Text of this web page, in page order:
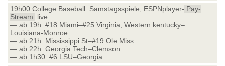
19h00 College Baseball: Samstagsspiele, ESPNplayer- Pay-
Stream
live
— ab 19h: #18 Miami–#25 Virginia, Western kentucky–
Louisiana-Monroe
— ab 21h: Mississippi St–#19 Ole Miss
— ab 22h: Georgia Tech–Clemson
— ab 1h30: #6 LSU–Georgia